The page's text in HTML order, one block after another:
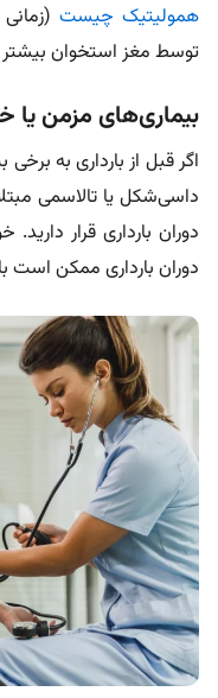
همولیتیک چیست
توسط مغز استخوان
بیماری‌های مزمن یا
اگر قبل از بارداری به
داسی‌شکل یا تالاسمی
دوران بارداری قرار
دوران بارداری ممکن است